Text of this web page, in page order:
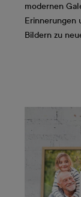
modernen
Erinnerungen
Bildern zu